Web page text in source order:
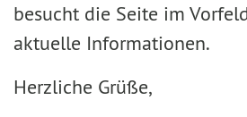
besucht die Seite im
aktuelle Informationen.
Herzliche Grüße,